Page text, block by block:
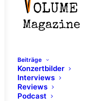
Beiträge
Konzertbilder
Interviews
Reviews
Podcast